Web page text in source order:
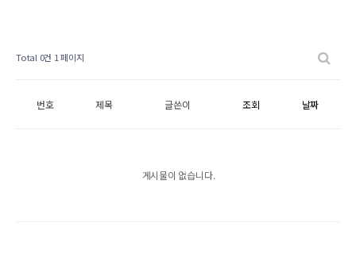
Total 0건 1 페이지
번호 제목 글쓴이 조회 날짜
게시물이 없습니다.